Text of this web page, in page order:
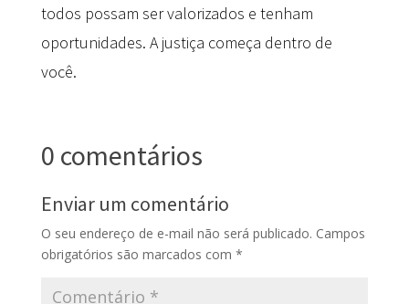
todos possam ser valorizados e tenham
oportunidades. A justiça começa dentro de
você.
0 comentários
Enviar um comentário
O seu endereço de e-mail não será publicado. Campos
obrigatórios são marcados com *